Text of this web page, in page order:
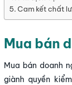
Cam kết chất
Mua bán
Mua bán doanh
giành quyền